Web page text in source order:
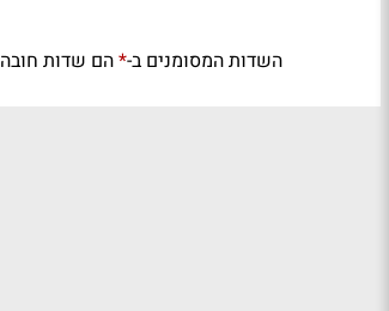
השדות המסומנים ב-*הם שדות חובה